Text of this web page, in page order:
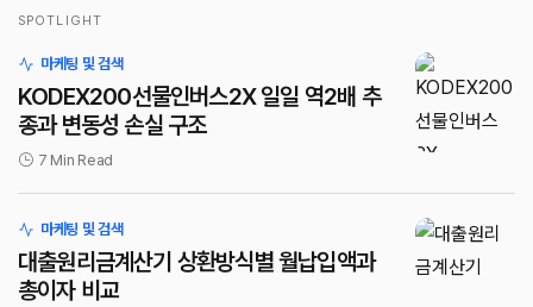
SPOTLIGHT
마케팅 및 검색
KODEX200선물인버스2X 일일 역2배 추
종과 변동성 손실 구조
7 Min Read
마케팅 및 검색
대출원리금계산기 상환방식별 월납입액과
총이자 비교